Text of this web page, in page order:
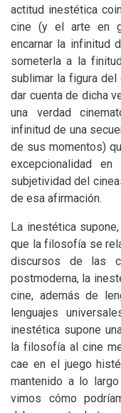
actitud inestética
cine (y el arte en
encarnar la infinitud
someterla a la
sublimar la figura
dar cuenta de dicha
una verdad
infinitud de una
de sus momentos)
excepcionalidad
subjetividad del
de esa afirmación.
La inestética
que la filosofía se
discursos de las
postmoderna, la
cine, además de
lenguajes
inestética supone
la filosofía al cine
cae en el juego
mantenido a lo
vimos cómo